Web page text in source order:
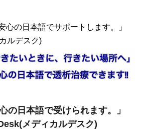
心の日本語でサポートします。」
ルデスク)
の日本語で受けられます。」
メディカルデスク)